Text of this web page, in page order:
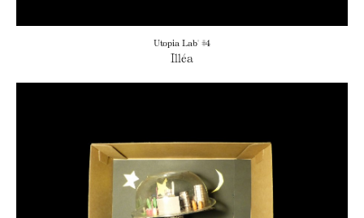
Utopia Lab' #4
Illéa